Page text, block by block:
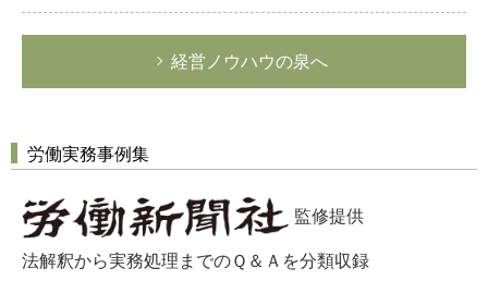
経営ノウハウの泉へ
労働実務事例集
監修提供
法解釈から実務処理までのＱ＆Ａを分類収録